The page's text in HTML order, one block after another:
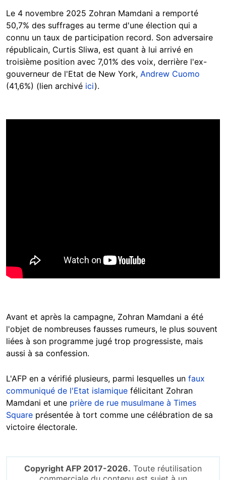
Le 4 novembre 2025 Zohran Mamdani a remporté
50,7% des suffrages au terme d'une élection qui a
connu un taux de participation record. Son adversaire
républicain, Curtis Sliwa, est quant à lui arrivé en
troisième position avec 7,01% des voix, derrière l'ex-
gouverneur de l'Etat de New York, Andrew Cuomo
(41,6%) (lien archivé ici).
Avant et après la campagne, Zohran Mamdani a été
l'objet de nombreuses fausses rumeurs, le plus souvent
liées à son programme jugé trop progressiste, mais
aussi à sa confession.
L'AFP en a vérifié plusieurs, parmi lesquelles un faux
communiqué de l'Etat islamique félicitant Zohran
Mamdani et une prière de rue musulmane à Times
Square présentée à tort comme une célébration de sa
victoire électorale.
Copyright AFP 2017-2026. Toute réutilisation